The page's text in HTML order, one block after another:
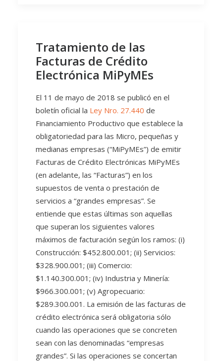
Tratamiento de las
Facturas de Crédito
Electrónica MiPyMEs
El 11 de mayo de 2018 se publicó en el
boletín oficial la Ley Nro. 27.440 de
Financiamiento Productivo que establece la
obligatoriedad para las Micro, pequeñas y
medianas empresas (“MiPyMEs”) de emitir
Facturas de Crédito Electrónicas MiPyMEs
(en adelante, las “Facturas”) en los
supuestos de venta o prestación de
servicios a “grandes empresas”. Se
entiende que estas últimas son aquellas
que superan los siguientes valores
máximos de facturación según los ramos: (i)
Construcción: $452.800.001; (ii) Servicios:
$328.900.001; (iii) Comercio:
$1.140.300.001; (iv) Industria y Minería:
$966.300.001; (v) Agropecuario:
$289.300.001. La emisión de las facturas de
crédito electrónica será obligatoria sólo
cuando las operaciones que se concreten
sean con las denominadas “empresas
grandes”. Si las operaciones se concertan